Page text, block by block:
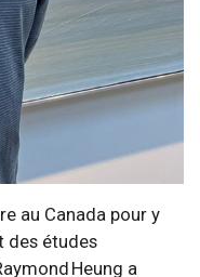
au Canada pour y
des études
Heung a